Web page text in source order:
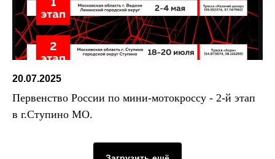
20.07.2025
Первенство России по мини-мотокроссу - 2-й этап
в г.Ступино МО.